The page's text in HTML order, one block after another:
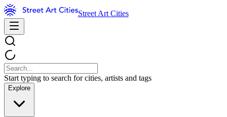
Street Art Cities
Start typing to search for cities, artists and tags
Explore